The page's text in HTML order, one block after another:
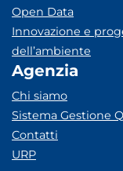
Open Data
Innovazione e
dell’ambiente
Agenzia
Chi siamo
Sistema Gestione
Contatti
URP